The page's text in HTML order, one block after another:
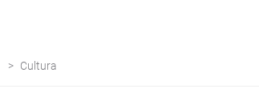
> Cultura